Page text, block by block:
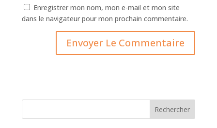
Enregistrer mon nom, mon e-mail et mon site
dans le navigateur pour mon prochain commentaire.
Rechercher